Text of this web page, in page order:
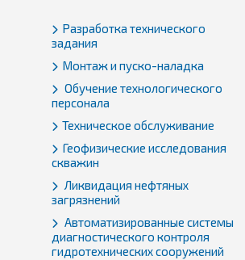
Разработка технического
задания
Монтаж и пуско-наладка
Обучение технологического
персонала
Техническое обслуживание
Геофизические исследования
скважин
Ликвидация нефтяных
загрязнений
Автоматизированные системы
диагностического контроля
гидротехнических сооружений